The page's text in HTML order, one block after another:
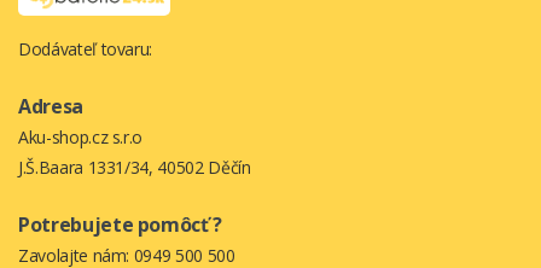
Dodávateľ tovaru:
Adresa
Aku-shop.cz s.r.o
J.Š.Baara 1331/34, 40502 Děčín
Potrebujete pomôcť ?
Zavolajte nám: 0949 500 500